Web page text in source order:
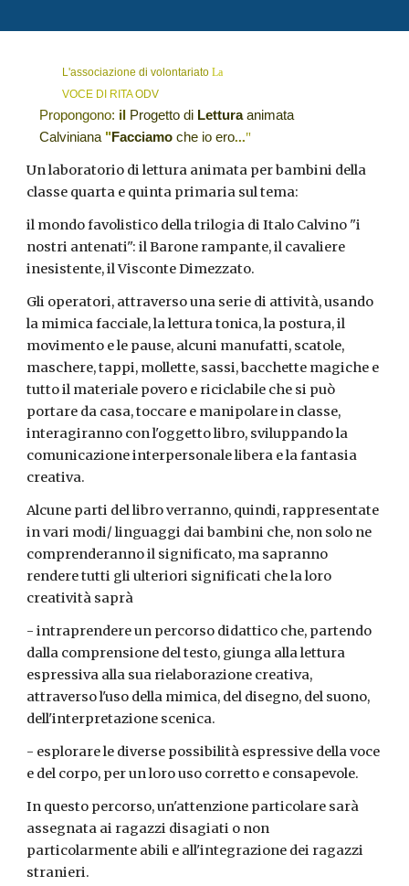
L'associazionedivolontariatoLa
VOCE DI RITAODV
Propongono: il Progetto di Letturaanimata
Calviniana "Facciamo che io ero..."
Un laboratorio di lettura animata per bambini della
classe quarta e quinta primaria sul tema:
il mondo favolistico della trilogia di Italo Calvino "i
nostri antenati": il Barone rampante, il cavaliere
inesistente, il Visconte Dimezzato.
Gli operatori, attraverso una serie di attività, usando
la mimica facciale, la lettura tonica, la postura, il
movimento e le pause, alcuni manufatti, scatole,
maschere, tappi, mollette, sassi, bacchette magiche e
tutto il materiale povero e riciclabile che si può
portare da casa, toccare e manipolare in classe,
interagiranno con l'oggetto libro, sviluppando la
comunicazione interpersonale libera e la fantasia
creativa.
Alcune parti del libro verranno, quindi, rappresentate
in vari modi/ linguaggi dai bambini che, non solo ne
comprenderanno il significato, ma sapranno
rendere tutti gli ulteriori significati che la loro
creatività saprà
- intraprendere un percorso didattico che, partendo
dalla comprensione del testo, giunga alla lettura
espressiva alla sua rielaborazione creativa,
attraverso l'uso della mimica, del disegno, del suono,
dell'interpretazione scenica.
- esplorare le diverse possibilità espressive della voce
e del corpo, per un loro uso corretto e consapevole.
In questo percorso, un'attenzione particolare sarà
assegnata ai ragazzi disagiati o non
particolarmente abili e all'integrazione dei ragazzi
stranieri.